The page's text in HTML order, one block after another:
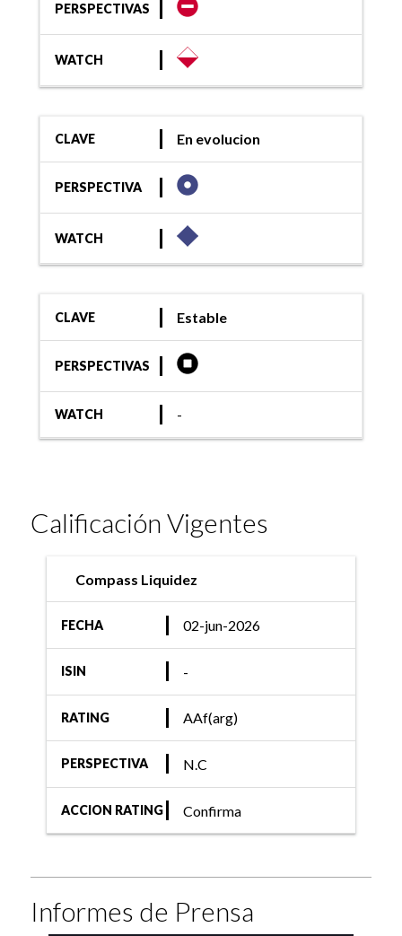
PERSPECTIVAS
WATCH
CLAVE En evolucion
PERSPECTIVA
WATCH
CLAVE Estable
PERSPECTIVAS
WATCH -
Calificación Vigentes
Compass Liquidez
FECHA 02-jun-2026
ISIN -
RATING AAf(arg)
PERSPECTIVA N.C
ACCION RATING Confirma
Informes de Prensa